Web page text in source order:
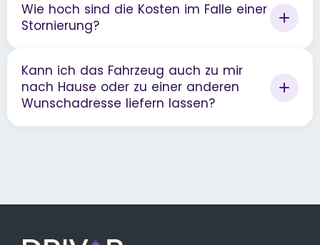
Wie hoch sind die Kosten im Falle einer
Stornierung?
Kann ich das Fahrzeug auch zu mir
nach Hause oder zu einer anderen
Wunschadresse liefern lassen?